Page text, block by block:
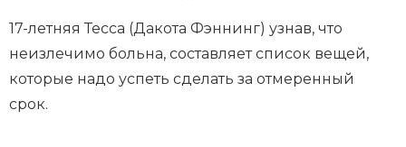
17-летняя Тесса (Дакота Фэннинг) узнав, что
неизлечимо больна, составляет список вещей,
которые надо успеть сделать за отмеренный
срок.